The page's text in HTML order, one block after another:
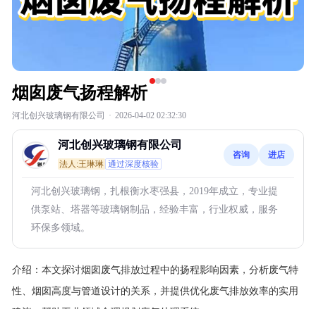
烟囱废气扬程解析
河北创兴玻璃钢有限公司 · 2026-04-02 02:32:30
河北创兴玻璃钢有限公司
法人:王琳琳 通过深度核验
咨询 进店
河北创兴玻璃钢，扎根衡水枣强县，2019年成立，专业提
供泵站、塔器等玻璃钢制品，经验丰富，行业权威，服务
环保多领域。
介绍： 本文探讨烟囱废气排放过程中的扬程影响因素，分析废气特
性、烟囱高度与管道设计的关系，并提供优化废气排放效率的实用